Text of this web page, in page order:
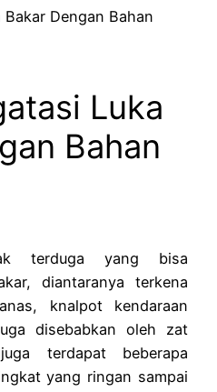
Luka
Bahan
terduga yang bisa
diantaranya terkena
knalpot kendaraan
disebabkan oleh zat
terdapat beberapa
yang ringan sampai